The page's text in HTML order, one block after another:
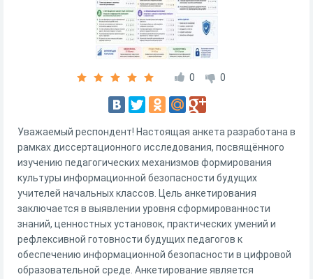
0 0
Уважаемый респондент! Настоящая анкета разработана в
рамках диссертационного исследования, посвящённого
изучению педагогических механизмов формирования
культуры информационной безопасности будущих
учителей начальных классов. Цель анкетирования
заключается в выявлении уровня сформированности
знаний, ценностных установок, практических умений и
рефлексивной готовности будущих педагогов к
обеспечению информационной безопасности в цифровой
образовательной среде. Анкетирование является